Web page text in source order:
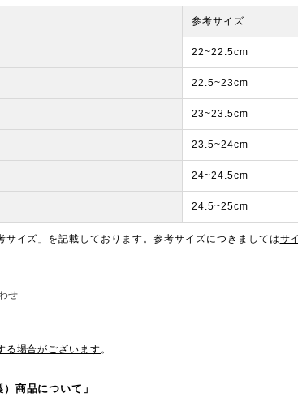
参考サイズ
22~22.5cm
22.5~23cm
23~23.5cm
23.5~24cm
24~24.5cm
24.5~25cm
イズ」を記載しております。参考サイズにつきましてはサ
せ
る場合がございます 。
商品について」